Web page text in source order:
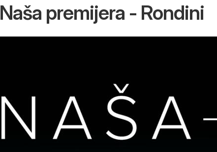
Naša premijera - Rondini